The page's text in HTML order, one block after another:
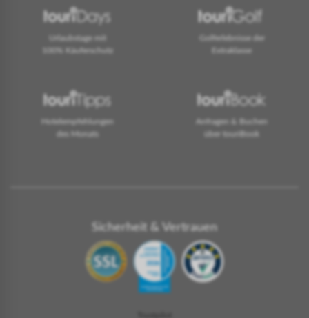
Urlaubstage mit
100% Käuferschutz
Golferlebnisse der
Extraklasse
Hotelempfehlungen
des Monats
Anfragen & Buchen
über touriBook
Sicherheit & Vertrauen